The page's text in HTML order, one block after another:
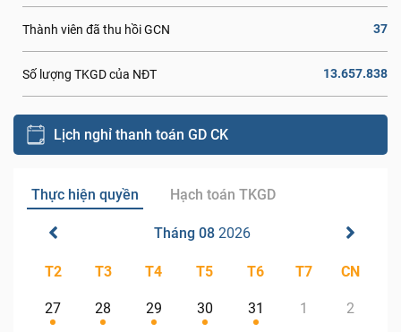
Thành viên đã thu hồi GCN 37
Số lượng TKGD của NĐT 13.657.838
Lịch nghỉ thanh toán GD CK
Thực hiện quyền Hạch toán TKGD
Tháng 08 2026
T2 T3 T4 T5 T6 T7 CN
27 28 29 30 31 1 2